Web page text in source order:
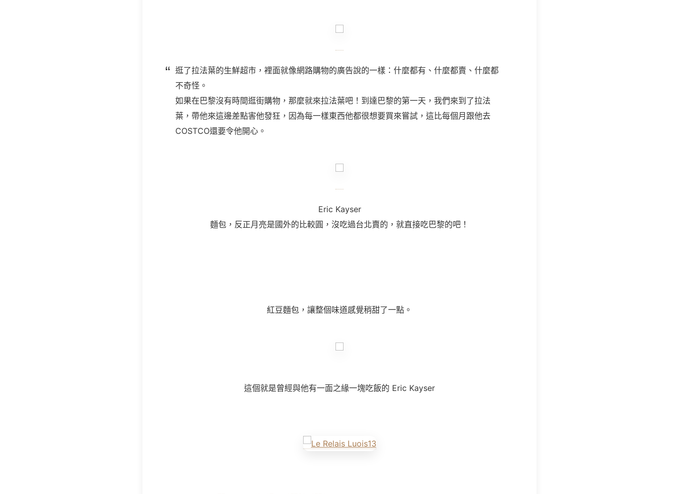
逛了拉法葉的生鮮超市，裡面就像網路購物的廣告說的一樣：什麼都有、什麼都賣、什麼都
不奇怪。
如果在巴黎沒有時間逛街購物，那麼就來拉法葉吧！到達巴黎的第一天，我們來到了拉法
葉，帶他來這邊差點害他發狂，因為每一樣東西他都很想要買來嘗試，這比每個月跟他去
COSTCO還要令他開心。
Eric Kayser
麵包，反正月亮是國外的比較圓，沒吃過台北賣的，就直接吃巴黎的吧！
紅豆麵包，讓整個味道感覺稍甜了一點。
這個就是曾經與他有一面之緣一塊吃飯的 Eric Kayser